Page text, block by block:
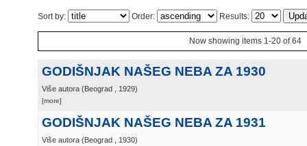
Sort by: Order: Results:
Now showing items 1-20 of 64
GODIŠNJAK NAŠEG NEBA ZA 1930
Više autora (Beograd , 1929)
[more]
GODIŠNJAK NAŠEG NEBA ZA 1931
Više autora (Beograd , 1930)